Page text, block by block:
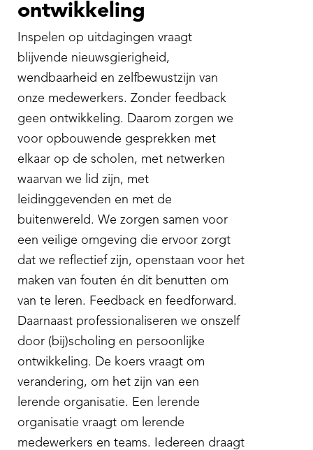
ontwikkeling
Inspelen op uitdagingen vraagt
blijvende nieuwsgierigheid,
wendbaarheid en zelfbewustzijn van
onze medewerkers. Zonder feedback
geen ontwikkeling. Daarom zorgen we
voor opbouwende gesprekken met
elkaar op de scholen, met netwerken
waarvan we lid zijn, met
leidinggevenden en met de
buitenwereld. We zorgen samen voor
een veilige omgeving die ervoor zorgt
dat we reflectief zijn, openstaan voor het
maken van fouten én dit benutten om
van te leren. Feedback en feedforward.
Daarnaast professionaliseren we onszelf
door (bij)scholing en persoonlijke
ontwikkeling. De koers vraagt om
verandering, om het zijn van een
lerende organisatie. Een lerende
organisatie vraagt om lerende
medewerkers en teams. Iedereen draagt